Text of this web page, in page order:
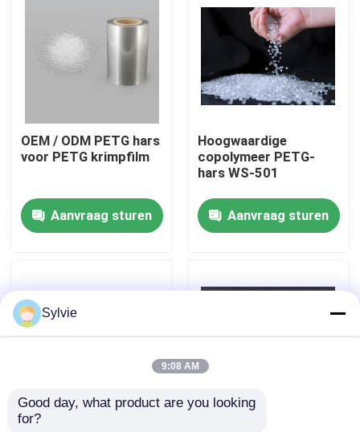
Ongeveer ons
Kwaliteitscontrole
Contacteer ons
Gevallen
PET-rol
OEM / ODM PETG hars
voor PETG krimpfilm
Aanvraag sturen
Hoogwaardige
copolymeer PETG-
hars WS-501
Aanvraag sturen
WS-501 PETG-hars
Sylvie
9:08 AM
Good day, what product are you looking
for?